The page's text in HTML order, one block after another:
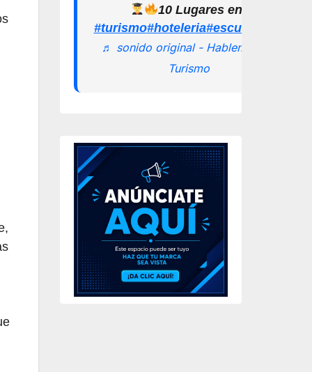
10 Lugares en los que
#turismo#hoteleria
♬ sonido original - Hablemos de
Turismo